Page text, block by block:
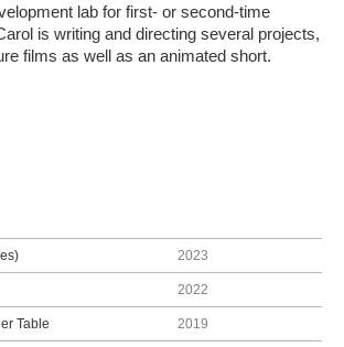
lab for first- or second-time
is writing and directing several projects,
films as well as an animated short.
2023
2022
Table 2019